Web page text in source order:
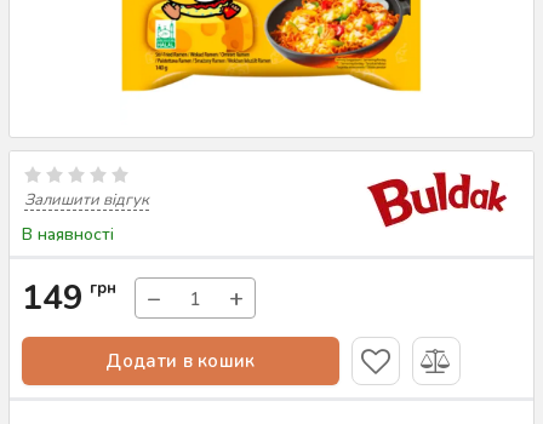
Залишити відгук
В наявності
149 грн − +
Додати в кошик